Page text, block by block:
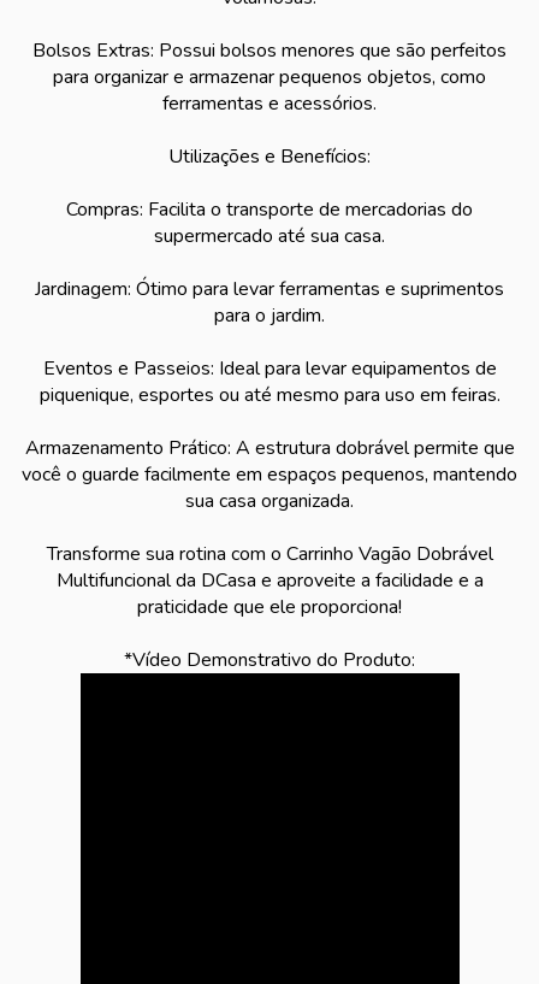
Bolsos Extras: Possui bolsos menores que são perfeitos
para organizar e armazenar pequenos objetos, como
ferramentas e acessórios.
Utilizações e Benefícios:
Compras: Facilita o transporte de mercadorias do
supermercado até sua casa.
Jardinagem: Ótimo para levar ferramentas e suprimentos
para o jardim.
Eventos e Passeios: Ideal para levar equipamentos de
piquenique, esportes ou até mesmo para uso em feiras.
Armazenamento Prático: A estrutura dobrável permite que
você o guarde facilmente em espaços pequenos, mantendo
sua casa organizada.
Transforme sua rotina com o Carrinho Vagão Dobrável
Multifuncional da DCasa e aproveite a facilidade e a
praticidade que ele proporciona!
*Vídeo Demonstrativo do Produto: